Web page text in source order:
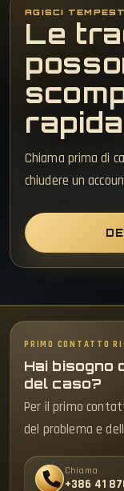
AGISCI
Le
Chiama prima di
chiudere un
PRIMO CONTATTO
Hai bisogno
del caso?
Per il primo
del problema e
Chiama
+386 41